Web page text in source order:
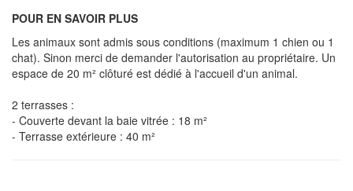
POUR EN SAVOIR PLUS
Les animaux sont admis sous conditions (maximum 1 chien ou 1
chat). Sinon merci de demander l'autorisation au propriétaire. Un
espace de 20 m² clôturé est dédié à l'accueil d'un animal.
2 terrasses :
- Couverte devant la baie vitrée : 18 m²
- Terrasse extérieure : 40 m²